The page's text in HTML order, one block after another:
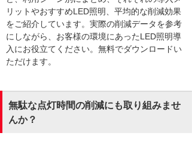
リットやおすすめLED照明、平均的な削減効果
をご紹介しています。実際の削減データを参考
にしながら、お客様の環境にあったLED照明導
入にお役立てください。無料でダウンロードい
ただけます。
無駄な点灯時間の削減にも取り組みませ
んか？